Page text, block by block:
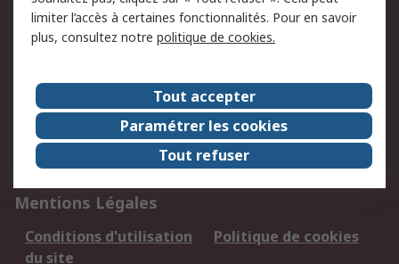
Services
Aide & Contact
Ouvrir un compte
Suivi de commande
Retour produits
Métrologie
Solutions Achats
Solutions de
Maintenance
Solutions d'inventaire
Mentions Légales
Conditions d'utilisation
du site
Politique de cookies
limiter l’accès à certaines fonctionnalités. Pour en savoir
plus, consultez notre politique de cookies.
Tout accepter
Paramétrer les cookies
Tout refuser